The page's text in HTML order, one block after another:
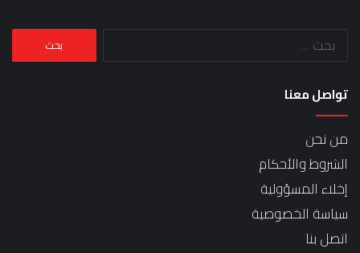
البحث
تواصل معنا
من نحن
الشروط والأحكام
إخلاء المسؤولية
سياسة الخصوصية
اتصل بنا